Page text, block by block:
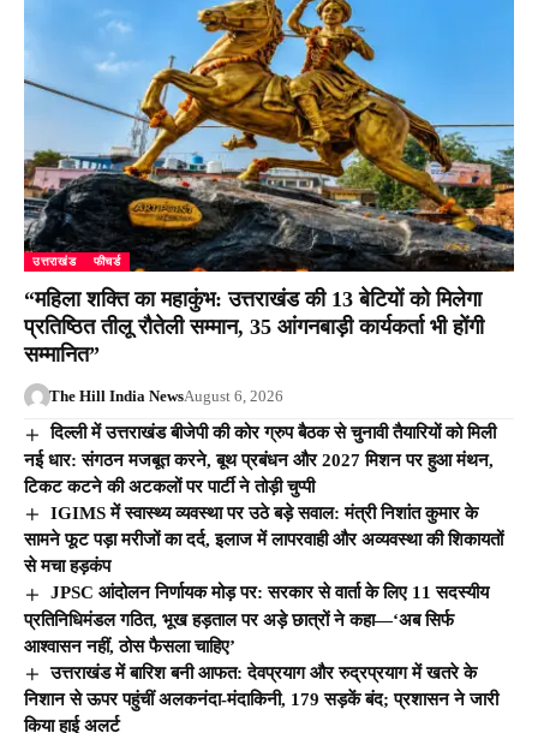
उत्तराखंड फीचर्ड
“महिला शक्ति का महाकुंभ: उत्तराखंड की 13 बेटियों को मिलेगा
प्रतिष्ठित तीलू रौतेली सम्मान, 35 आंगनबाड़ी कार्यकर्ता भी होंगी
सम्मानित”
The Hill India NewsAugust 6, 2026
दिल्ली में उत्तराखंड बीजेपी की कोर ग्रुप बैठक से चुनावी तैयारियों को मिली
नई धार: संगठन मजबूत करने, बूथ प्रबंधन और 2027 मिशन पर हुआ मंथन,
टिकट कटने की अटकलों पर पार्टी ने तोड़ी चुप्पी
IGIMS में स्वास्थ्य व्यवस्था पर उठे बड़े सवाल: मंत्री निशांत कुमार के
सामने फूट पड़ा मरीजों का दर्द, इलाज में लापरवाही और अव्यवस्था की शिकायतों
से मचा हड़कंप
JPSC आंदोलन निर्णायक मोड़ पर: सरकार से वार्ता के लिए 11 सदस्यीय
प्रतिनिधिमंडल गठित, भूख हड़ताल पर अड़े छात्रों ने कहा—‘अब सिर्फ
आश्वासन नहीं, ठोस फैसला चाहिए’
उत्तराखंड में बारिश बनी आफत: देवप्रयाग और रुद्रप्रयाग में खतरे के
निशान से ऊपर पहुंचीं अलकनंदा-मंदाकिनी, 179 सड़कें बंद; प्रशासन ने जारी
किया हाई अलर्ट